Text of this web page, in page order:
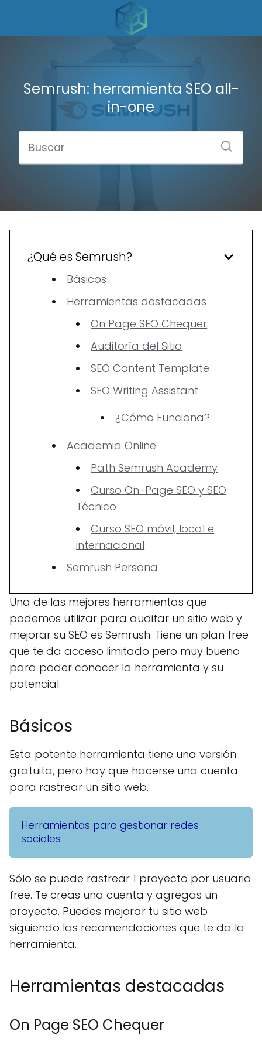
Semrush: herramienta SEO all-
in-one
¿Qué es Semrush?
Básicos
Herramientas destacadas
On Page SEO Chequer
Auditoría del Sitio
SEO Content Template
SEO Writing Assistant
¿Cómo Funciona?
Academia Online
Path Semrush Academy
Curso On-Page SEO y SEO
Técnico
Curso SEO móvil, local e
internacional
Semrush Persona
Una de las mejores herramientas que
podemos utilizar para auditar un sitio web y
mejorar su SEO es Semrush. Tiene un plan free
que te da acceso limitado pero muy bueno
para poder conocer la herramienta y su
potencial.
Básicos
Esta potente herramienta tiene una versión
gratuita, pero hay que hacerse una cuenta
para rastrear un sitio web.
Herramientas para gestionar redes
sociales
Sólo se puede rastrear 1 proyecto por usuario
free. Te creas una cuenta y agregas un
proyecto. Puedes mejorar tu sitio web
siguiendo las recomendaciones que te da la
herramienta.
Herramientas destacadas
On Page SEO Chequer